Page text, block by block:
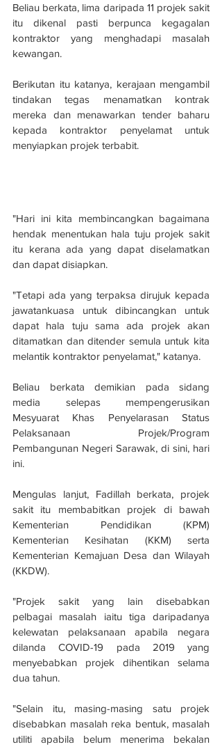
Beliau berkata, lima daripada 11 projek sakit
itu dikenal pasti berpunca kegagalan
kontraktor yang menghadapi masalah
kewangan.
Berikutan itu katanya, kerajaan mengambil
tindakan tegas menamatkan kontrak
mereka dan menawarkan tender baharu
kepada kontraktor penyelamat untuk
menyiapkan projek terbabit.
"Hari ini kita membincangkan bagaimana
hendak menentukan hala tuju projek sakit
itu kerana ada yang dapat diselamatkan
dan dapat disiapkan.
"Tetapi ada yang terpaksa dirujuk kepada
jawatankuasa untuk dibincangkan untuk
dapat hala tuju sama ada projek akan
ditamatkan dan ditender semula untuk kita
melantik kontraktor penyelamat," katanya.
Beliau berkata demikian pada sidang
media selepas mempengerusikan
Mesyuarat Khas Penyelarasan Status
Pelaksanaan Projek/Program
Pembangunan Negeri Sarawak, di sini, hari
ini.
Mengulas lanjut, Fadillah berkata, projek
sakit itu membabitkan projek di bawah
Kementerian Pendidikan (KPM)
Kementerian Kesihatan (KKM) serta
Kementerian Kemajuan Desa dan Wilayah
(KKDW).
"Projek sakit yang lain disebabkan
pelbagai masalah iaitu tiga daripadanya
kelewatan pelaksanaan apabila negara
dilanda COVID-19 pada 2019 yang
menyebabkan projek dihentikan selama
dua tahun.
"Selain itu, masing-masing satu projek
disebabkan masalah reka bentuk, masalah
utiliti apabila belum menerima bekalan